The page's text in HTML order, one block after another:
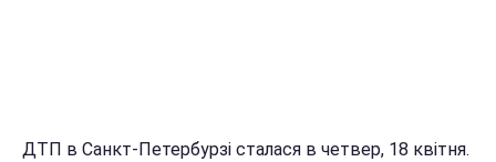
ДТП в Санкт-Петербурзі сталася в четвер, 18 квітня.